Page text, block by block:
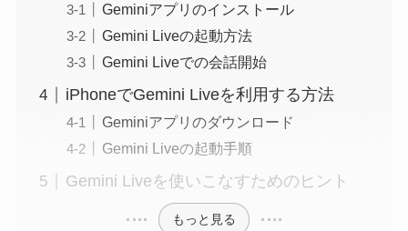
Geminiアプリのインストール
Gemini Liveの起動方法
Gemini Liveでの会話開始
iPhoneでGemini Liveを利用する方法
Geminiアプリのダウンロード
Gemini Liveの起動手順
Gemini Liveを使いこなすためのヒント
もっと見る